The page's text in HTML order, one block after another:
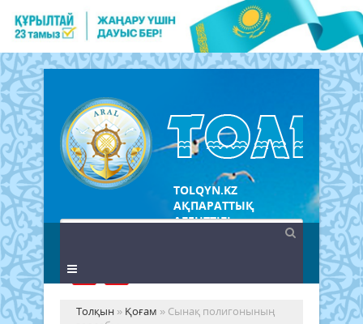
TOLQYN.KZ
АҚПАРАТТЫҚ
АГЕНТТІГІ
Толқын » Қоғам » Сынақ полигонының